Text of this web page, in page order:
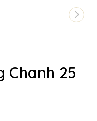
Chanh 25